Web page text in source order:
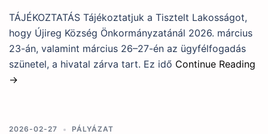
TÁJÉKOZTATÁS Tájékoztatjuk a Tisztelt Lakosságot,
hogy Újireg Község Önkormányzatánál 2026. március
23-án, valamint március 26–27-én az ügyfélfogadás
szünetel, a hivatal zárva tart. Ez idő Continue Reading
→
2026-02-27 PÁLYÁZAT